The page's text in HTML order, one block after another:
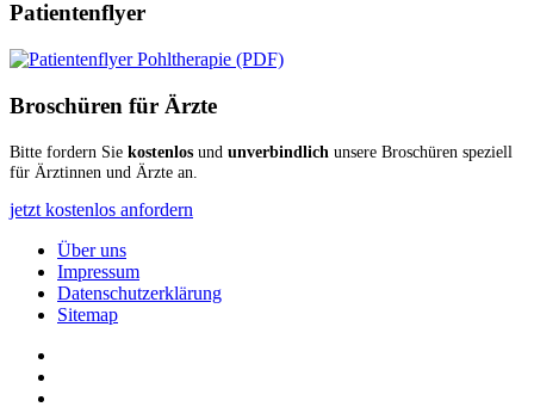
Patientenflyer
Broschüren für Ärzte
Bitte fordern Sie kostenlos und unverbindlich unsere Broschüren speziell
für Ärztinnen und Ärzte an.
jetzt kostenlos anfordern
Über uns
Impressum
Datenschutzerklärung
Sitemap